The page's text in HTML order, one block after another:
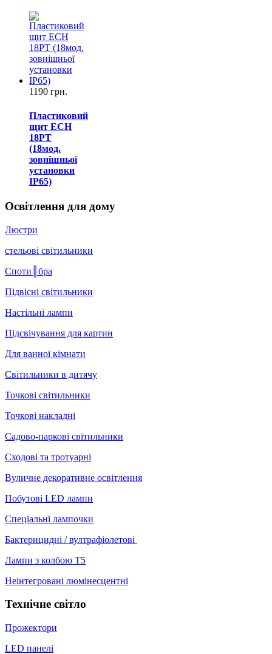
1190 грн.
Пластиковий
щит ECH
18PT
(18мод.
зовнішньої
установки
IP65)
Освітлення для дому
Люстри
стельові світильники
Споти║бра
Підвісні світильники
Настільні лампи
Підсвічування для картин
Для ванної кімнати
Світильники в дитячу
Точкові світильники
Точкові накладні
Садово-паркові світильники
Сходові та тротуарні
Вуличне декоративне освітлення
Побутові LED лампи
Спеціальні лампочки
Бактерицидні / вултрафіолетові
Лампи з колбою Т5
Неінтегровані люмінесцентні
Технічне світло
Прожектори
LED панелі